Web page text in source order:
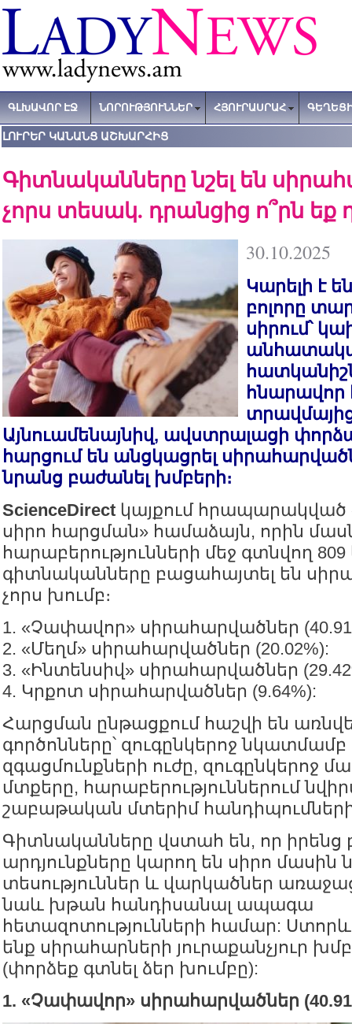
ԳԼԽԱՎՈՐ ԷՋ ՆՈՐՈՒԹՅՈՒՆՆԵՐ ՀՅՈՒՐԱՍՐԱՀ
ԼՈՒՐԵՐ ԿԱՆԱՆՑ ԱՇԽԱՐՀԻՑ
Գիտնականները նշել են
չորս տեսակ. դրանցից ո՞րն եք
30.10.2025
Կարելի է
բոլորը
սիրում՝
հնարավոր
Այնուամենայնիվ, ավստրալացի
հարցում են անցկացրել
նրանց բաժանել խմբերի։
ScienceDirect կայքում
սիրո հարցման» համաձայն, որին
հարաբերությունների մեջ գտնվող
գիտնականները բացահայտել են
չորս խումբ։
1. «Չափավոր» սիրահարվածներ
2. «Մեղմ» սիրահարվածներ (20.02%):
3. «Ինտենսիվ» սիրահարվածներ
4. Կրքոտ սիրահարվածներ (9.64%):
Հարցման ընթացքում հաշվի են
գործոնները՝ զուգընկերոջ
զգացմունքների ուժը, զուգընկերոջ
մտքերը, հարաբերություններում
շաբաթական մտերիմ
Գիտնականները վստահ են, որ
արդյունքները կարող են սիրո մասին
տեսություններ և վարկածներ
նաև խթան հանդիսանալ ապագա
հետազոտությունների համար:
ենք սիրահարների յուրաքանչյուր
(փորձեք գտնել ձեր խումբը):
1. «Չափավոր» սիրահարվածներ